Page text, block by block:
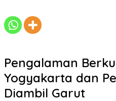
Pengalaman
Yogyakarta dan
Diambil Garut